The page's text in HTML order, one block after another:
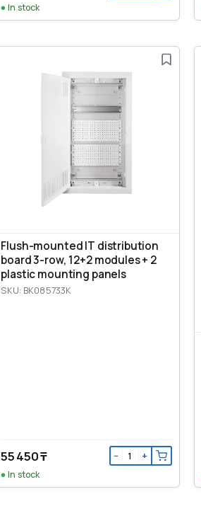
In stock
Flush-mounted IT distribution
board 3-row, 12+2 modules + 2
plastic mounting panels
SKU: BK085733K
55 450 ₸ − +
In stock